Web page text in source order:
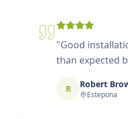
"Good
than expected
R Robert
Estepona